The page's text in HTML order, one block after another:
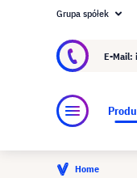
O visunext.pl
Grupa spółek
E-Mail:
Home